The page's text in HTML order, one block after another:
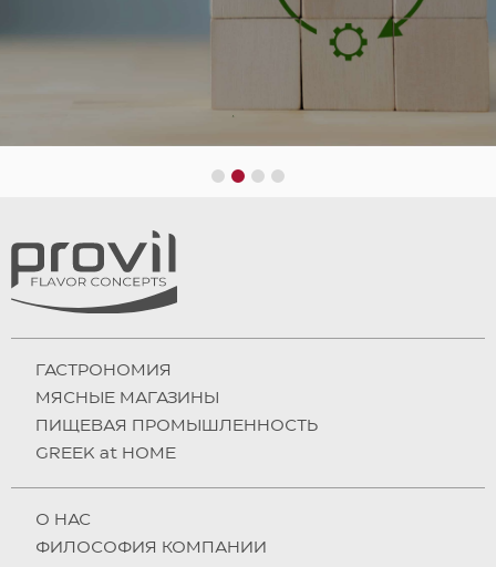
4
ГАСТРОНОМИЯ
МЯСНЫЕ МАГАЗИНЫ
ПИЩЕВАЯ ПРОМЫШЛЕННОСТЬ
GREEK at HOME
О НAC
ФИЛОСОФИЯ КОМПАНИИ